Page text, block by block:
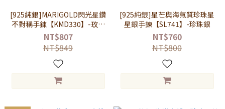
[925純銀]MARIGOLD閃光星鑽
不對稱手鍊【KMD330】-玫瑰
金/銀
NT$807
NT$849
[925純銀]星芒與海氣質珍珠星
星銀手鍊【SL741】-珍珠銀
NT$760
NT$800